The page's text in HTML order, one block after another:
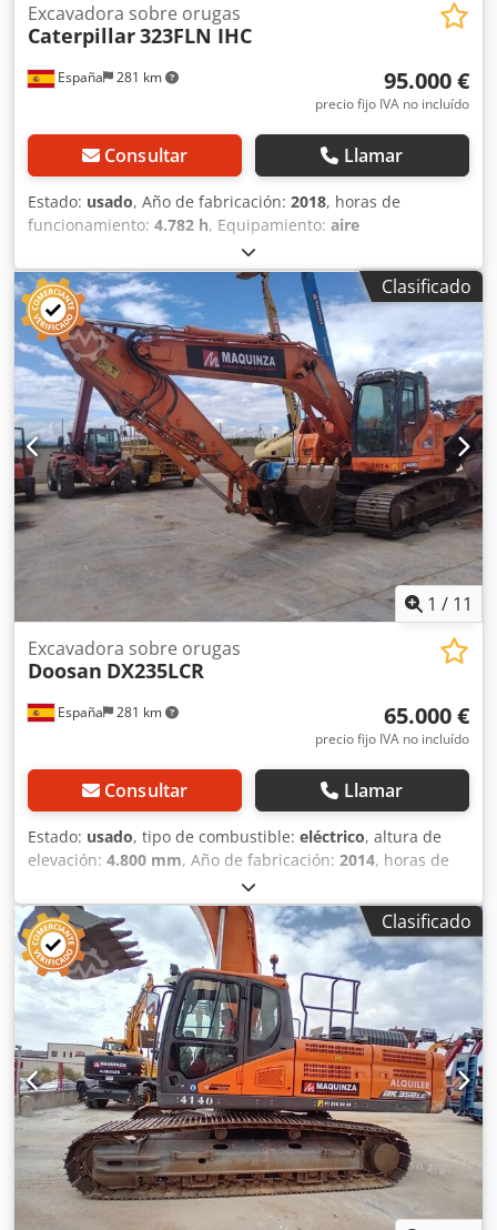
España 281 km
Excavadora sobre orugas
Caterpillar323FLN IHC
95.000 €
precio fijo IVA no incluído
Consultar Llamar
Estado: usado, Año de fabricación: 2018, horas de
funcionamiento: 4.782 h, Equipamiento: aire
, Peso en vacío: 22.300 kg Dimensiones
(lxanxal): 957 x 255 x 308 cm Ancho de cadena de oruga: 50
cm Crjdpoy Nct Eefx Al Ijf = Más opciones y accesorios = -
Climatizador = Comentarios = Ubicación: Casarrubios del
monte (Toledo) Excavadora de segunda mano de 23,5 tn.
Caterpillar 323FLN IHC a la venta. Excavadora diseñada
para poder trabajar cerca de edificios y en zonas
reducidas, sin disminuir su rendimiento. Tipología: Orugas
Matriculada: No Aire acondicionado: Climatizador Alcance:
9.450 mm Altura excav: 9.240 mm Profundidad excav:
6.290 mm Anchura de la oruga: 500 mm Brazo/Balancín:
5,7 / 2,5 m CE
Clasificado
1 / 11
España 281 km
Excavadora sobre orugas
Doosan DX235LCR
65.000 €
precio fijo IVA no incluído
Consultar Llamar
Estado: usado, tipo de combustible: eléctrico, altura de
elevación: 4.800 mm, Año de fabricación: 2014, horas de
, Peso en vacío: 23.500 kg
Capacidad de carga: 1.800 kg PBV: 25.300 kg Dimensiones
(lxanxal): 900 x 299 x 308 cm Ancho de cadena de oruga: 60
cm = Más opciones y accesorios = - Sistema de lubricación
central Csdpfx Alszb Nc Nj Iorf = Comentarios = Ubicación:
Ribarroja de Turia (Valencia) Esta excavadora de orugas de
ocasión ofrece la flexibilidad necesaria para realizar
prácticamente cualquier trabajo, ya sea en zonas urbanas
o en espacios reducidos, en puentes o carreteras, con
menos costes operativos, menos paradas y más
comodidad. Excavadora de segunda mano a la venta ideal
para excavación de terrenos, carga, elevación y descarga
de materiales por la acción de la cuchara. Tipología:
Orugas Precio de cazos: a consultar Profundidad excav:
6.670 mm Altura excav: 10.795 mm
Clasificado